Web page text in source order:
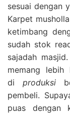
sesuai dengan
Karpet
ketimbang
sudah stok
sajadah
memang
di produksi
pembeli.
puas dengan